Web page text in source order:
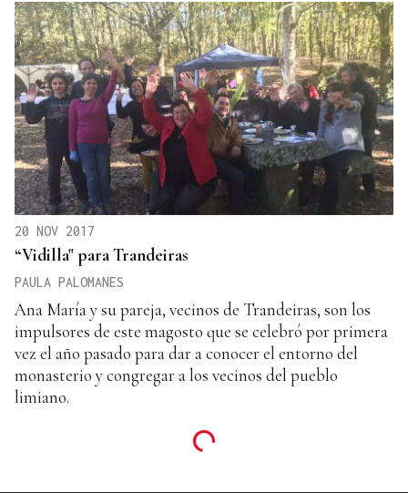
20 NOV 2017
“Vidilla" para Trandeiras
PAULA PALOMANES
Ana María y su pareja, vecinos de Trandeiras, son los
impulsores de este magosto que se celebró por primera
vez el año pasado para dar a conocer el entorno del
monasterio y congregar a los vecinos del pueblo
limiano.